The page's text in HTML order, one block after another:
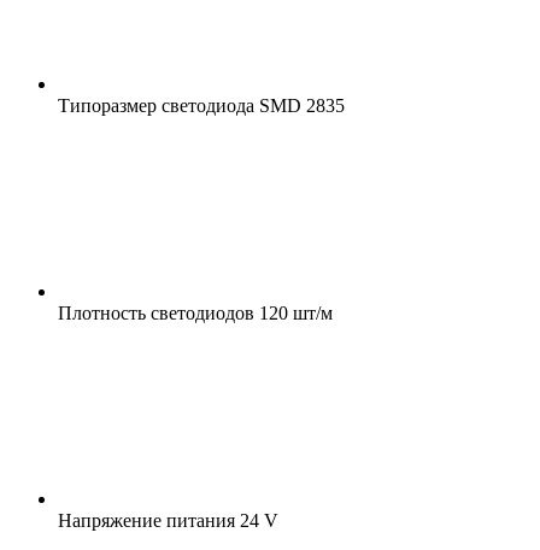
Типоразмер светодиода SMD 2835
Плотность светодиодов 120 шт/м
Напряжение питания 24 V